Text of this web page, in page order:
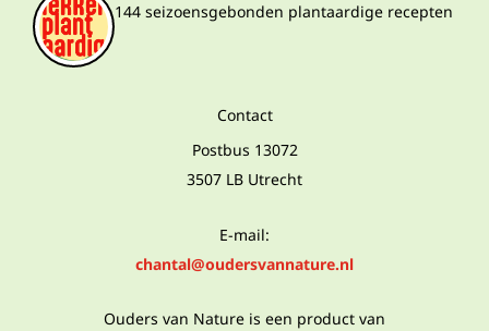
144 seizoensgebonden plantaardige recepten
Contact
Postbus 13072
3507 LB Utrecht
E-mail:
chantal@oudersvannature.nl
Ouders van Nature is een product van